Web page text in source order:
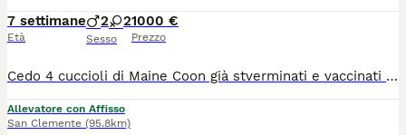
7 settimane
Età
2 2
Sesso
1000 €
Prezzo
Cedo 4 cuccioli di Maine Coon già stverminati e vaccinati ,test genetici dei genitori documentati e visibili verranno ceduti dopo il terzo mese di età con pedigree da compagnia oppure no ma a prezzo differente ,il nostro è un allevamento con regolare affisso tutti I nostri Maine Coon vivono in casa con noi per ulteriori informazioni contattare Silvia al numero WhatsApp 3408029993.
Allevatore con Affisso
San Clemente (95.8km)